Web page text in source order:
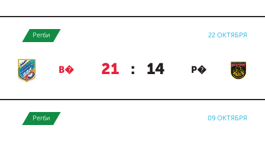
Регби 22 ОКТЯБРЯ
В� 21 : 14 Р�
Регби 09 ОКТЯБРЯ